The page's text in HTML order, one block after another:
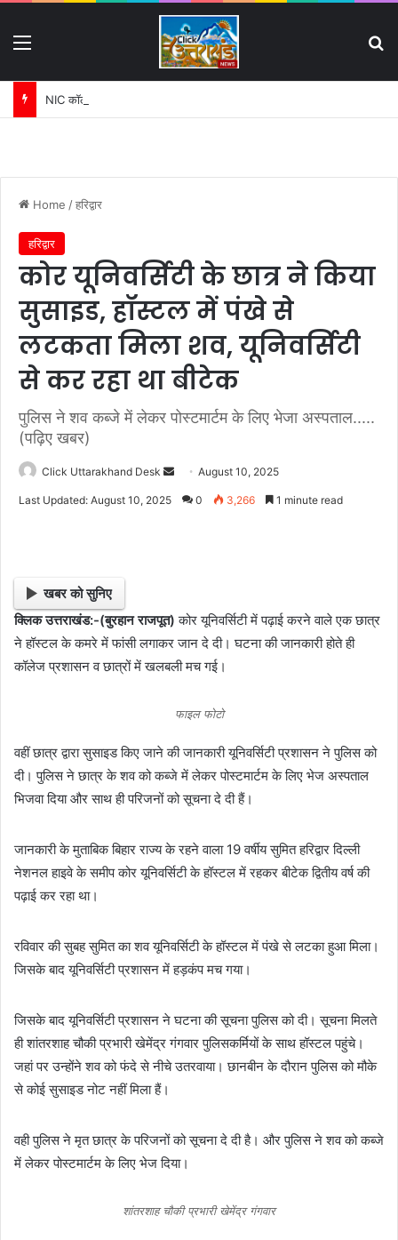
NIC कॉलेज धनौरी जमीन विवाद में बढ़ी मुश्किलें:
Home /हरिद्वार
हरिद्वार
कोर यूनिवर्सिटी के छात्र ने किया
सुसाइड, हॉस्टल में पंखे से
लटकता मिला शव, यूनिवर्सिटी
से कर रहा था बीटेक
पुलिस ने शव कब्जे में लेकर पोस्टमार्टम के लिए भेजा अस्पताल.....
(पढ़िए खबर)
Click Uttarakhand Desk
m
a
i
August 10, 2025
Last Updated: August 10, 2025 0 3,266 1 minute read
खबर को सुनिए
क्लिक उत्तराखंड:-(बुरहान राजपूत) कोर यूनिवर्सिटी में पढ़ाई करने वाले एक छात्र
ने हॉस्टल के कमरे में फांसी लगाकर जान दे दी। घटना की जानकारी होते ही
कॉलेज प्रशासन व छात्रों में खलबली मच गई।
फाइल फोटो
वहीं छात्र द्वारा सुसाइड किए जाने की जानकारी यूनिवर्सिटी प्रशासन ने पुलिस को
दी। पुलिस ने छात्र के शव को कब्जे में लेकर पोस्टमार्टम के लिए भेज अस्पताल
भिजवा दिया और साथ ही परिजनों को सूचना दे दी हैं।
जानकारी के मुताबिक बिहार राज्य के रहने वाला 19 वर्षीय सुमित हरिद्वार दिल्ली
नेशनल हाइवे के समीप कोर यूनिवर्सिटी के हॉस्टल में रहकर बीटेक द्वितीय वर्ष की
पढ़ाई कर रहा था।
रविवार की सुबह सुमित का शव यूनिवर्सिटी के हॉस्टल में पंखे से लटका हुआ मिला।
जिसके बाद यूनिवर्सिटी प्रशासन में हड़कंप मच गया।
जिसके बाद यूनिवर्सिटी प्रशासन ने घटना की सूचना पुलिस को दी। सूचना मिलते
ही शांतरशाह चौकी प्रभारी खेमेंद्र गंगवार पुलिसकर्मियों के साथ हॉस्टल पहुंचे।
जहां पर उन्होंने शव को फंदे से नीचे उतरवाया। छानबीन के दौरान पुलिस को मौके
से कोई सुसाइड नोट नहीं मिला हैं।
वही पुलिस ने मृत छात्र के परिजनों को सूचना दे दी है। और पुलिस ने शव को कब्जे
में लेकर पोस्टमार्टम के लिए भेज दिया।
शांतरशाह चौकी प्रभारी खेमेंद्र गंगवार